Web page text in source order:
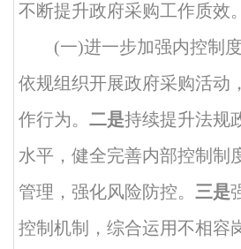
不断提升政府采购工作质效。
(一)进一步加强内控制
依规组织开展政府采购活动
作行为。 二是持续提升法规
水平，健全完善内部控制制
管理，强化风险防控。 三是
控制机制，综合运用不相容